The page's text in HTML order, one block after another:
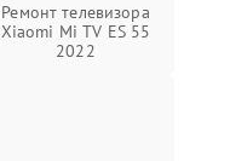
Ремонт телевизора
Xiaomi Mi TV ES 55
2022